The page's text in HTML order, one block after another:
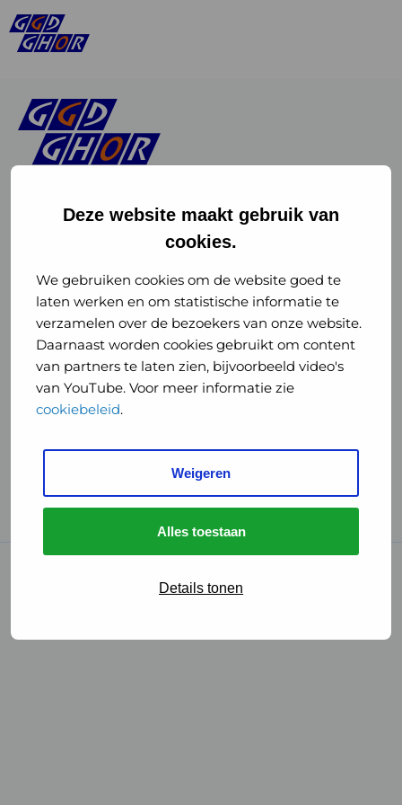
Deze website maakt gebruik van
cookies.
We gebruiken cookies om de website goed te
laten werken en om statistische informatie te
verzamelen over de bezoekers van onze website.
Daarnaast worden cookies gebruikt om content
van partners te laten zien, bijvoorbeeld video's
van YouTube. Voor meer informatie zie
cookiebeleid.
Weigeren
Alles toestaan
Details tonen
of
GGD
GHOR
Nederland
Instagram
of
GGD
GHOR
Nederland
GGD Reizen op social media
GGD Reizen
GGD Reisvaccinaties